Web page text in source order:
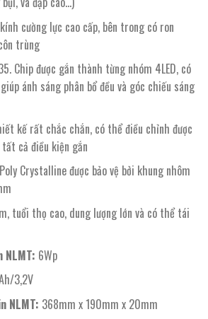
cường lực cao cấp, bên trong có ron
trùng
Chip được gắn thành từng nhóm 4LED, có
ánh sáng phân bổ đều và góc chiếu sáng
kế rất chắc chắn, có thể điều chỉnh được
cả điều kiện gắn
Crystalline được bảo vệ bởi khung nhôm
tuổi thọ cao, dung lượng lớn và có thể tái
NLMT: 6Wp
3,2V
NLMT: 368mm x 190mm x 20mm